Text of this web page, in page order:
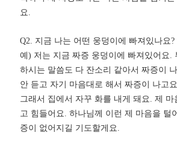
요
Q2. 지금 나는 어떤 웅덩이에 빠져있나요?
예) 저는 지금 짜증 웅덩이에 빠져있어요
하시는 말씀도 다 잔소리 같아서 짜증이
안 듣고 자기 마음대로 해서 짜증이 나고요
그래서 집에서 자꾸 화를 내게 돼요
.제 마
고 힘들어요
.하나님께 이런 제 마음을 털
증이 없어지길 기도할게요